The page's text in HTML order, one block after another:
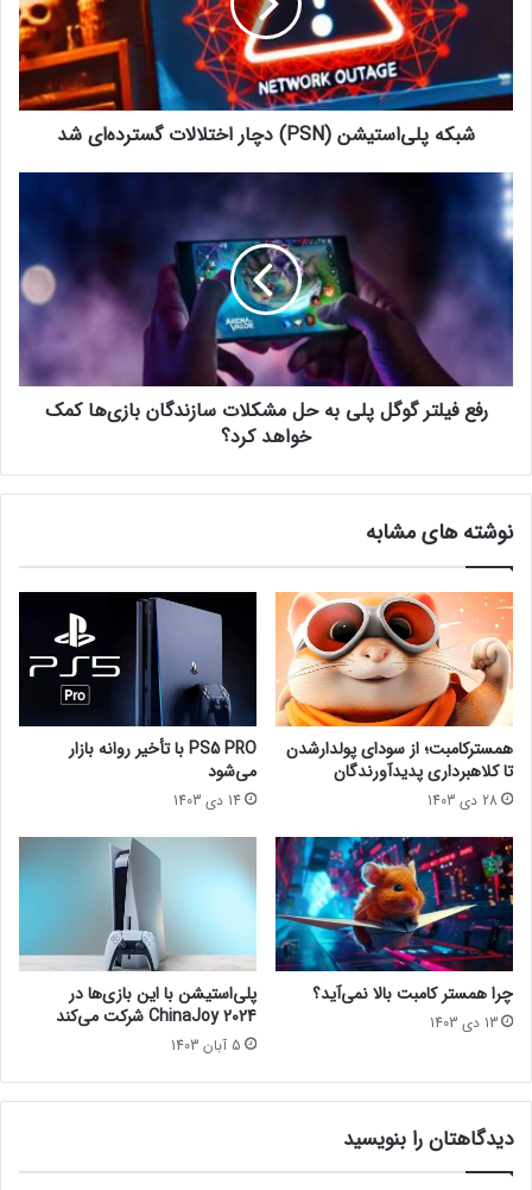
حتما بخوانید :
کنسول دیجیتال PS5 کمترین محبوبیت را در
بین کنسول‌ها دارد!
ا
س
ش
ن
(
P
)
چ
خ
ل
ا
گ
س
ر
د
ه‌
ا
ی
ش
د
شبکه پلی‌استیشن (PSN) دچار اختلالات گسترده‌ای شد
ر
ف
ع
ف
ت
گ
ی
ح
ل
م
ش
ل
ا
ت
س
ا
ز
ن
د
گ
ا
ب
ا
ی‌
ه
ا
م
رفع فیلتر گوگل پلی به حل مشکلات سازندگان بازی‌ها کمک
خواهد کرد؟
نوشته های مشابه
همسترکامبت؛ از سودای پولدارشدن
تا کلاهبرداری پدیدآورندگان
28 دی 1403
PS5 PRO با تأخیر روانه بازار
می‌شود
14 دی 1403
چرا همستر کامبت بالا نمی‌آید؟
13 دی 1403
پلی‌استیشن با این بازی‌ها در
ChinaJoy 2024 شرکت می‌کند
5 آبان 1403
دیدگاهتان را بنویسید